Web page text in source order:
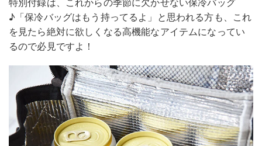
特別付録は、これからの季節に欠かせない保冷バッグ
♪「保冷バッグはもう持ってるよ」と思われる方も、これ
を見たら絶対に欲しくなる高機能なアイテムになってい
るので必見ですよ！